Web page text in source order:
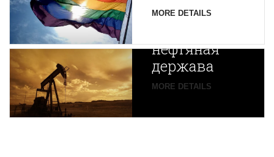
MORE DETAILS
зарождается
нефтяная
держава
MORE DETAILS